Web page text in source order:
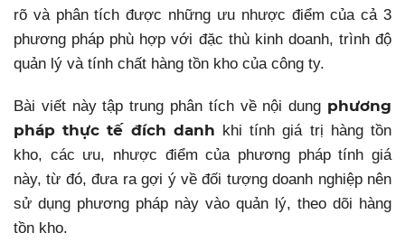
rõ vàphân tíchđược những ưu nhược điểm của cả 3
phương pháp phù hợp với đặc thù kinh doanh, trình độ
quản lý và tính chất hàng tồn kho của công ty.
Bài viết này tập trung phân tích về nội dung phương
pháp thực tế đích danh khi tính giá trị hàng tồn
kho, các ưu, nhược điểm của phương pháp tính giá
này, từ đó, đưa ra gợi ý về đối tượng doanh nghiệp nên
sử dụng phương pháp này vào quản lý, theo dõi hàng
tồn kho.